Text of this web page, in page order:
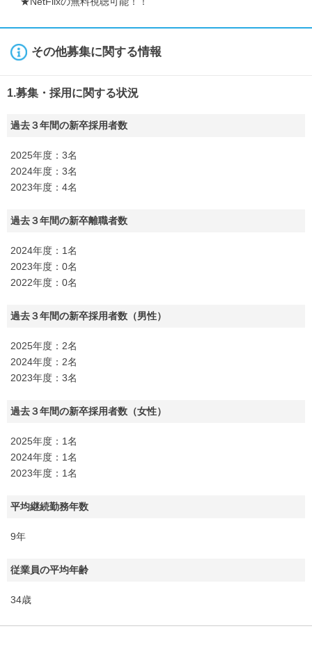
その他募集に関する情報
1.募集・採用に関する状況
過去３年間の新卒採用者数
2025年度：3名
2024年度：3名
2023年度：4名
過去３年間の新卒離職者数
2024年度：1名
2023年度：0名
2022年度：0名
過去３年間の新卒採用者数（男性）
2025年度：2名
2024年度：2名
2023年度：3名
過去３年間の新卒採用者数（女性）
2025年度：1名
2024年度：1名
2023年度：1名
平均継続勤務年数
9年
従業員の平均年齢
34歳